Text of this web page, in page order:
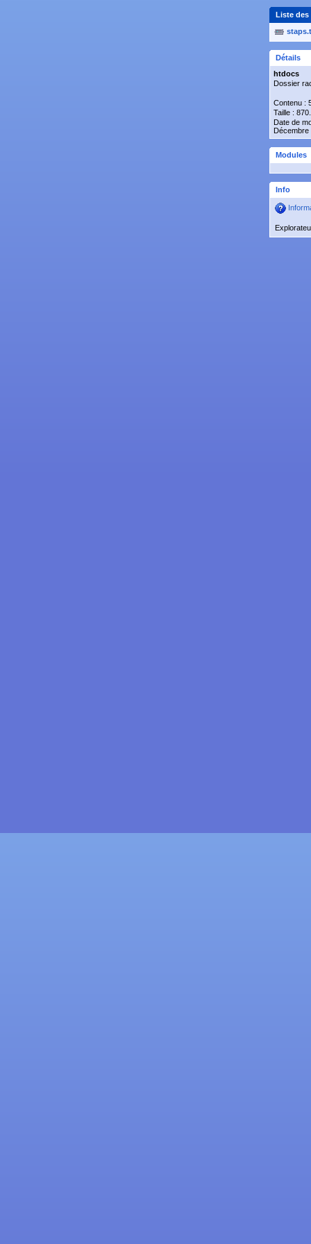
Liste des
Détails
htdocs
Dossier
Contenu :
Taille :
Date de
Décembre
Modules
Info